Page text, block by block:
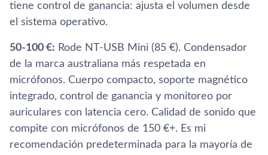
tiene control de ganancia: ajusta el volumen desde
el sistema operativo.
50-100 €: Rode NT-USB Mini (85 €). Condensador
de la marca australiana más respetada en
micrófonos. Cuerpo compacto, soporte magnético
integrado, control de ganancia y monitoreo por
auriculares con latencia cero. Calidad de sonido que
compite con micrófonos de 150 €+. Es mi
recomendación predeterminada para la mayoría de